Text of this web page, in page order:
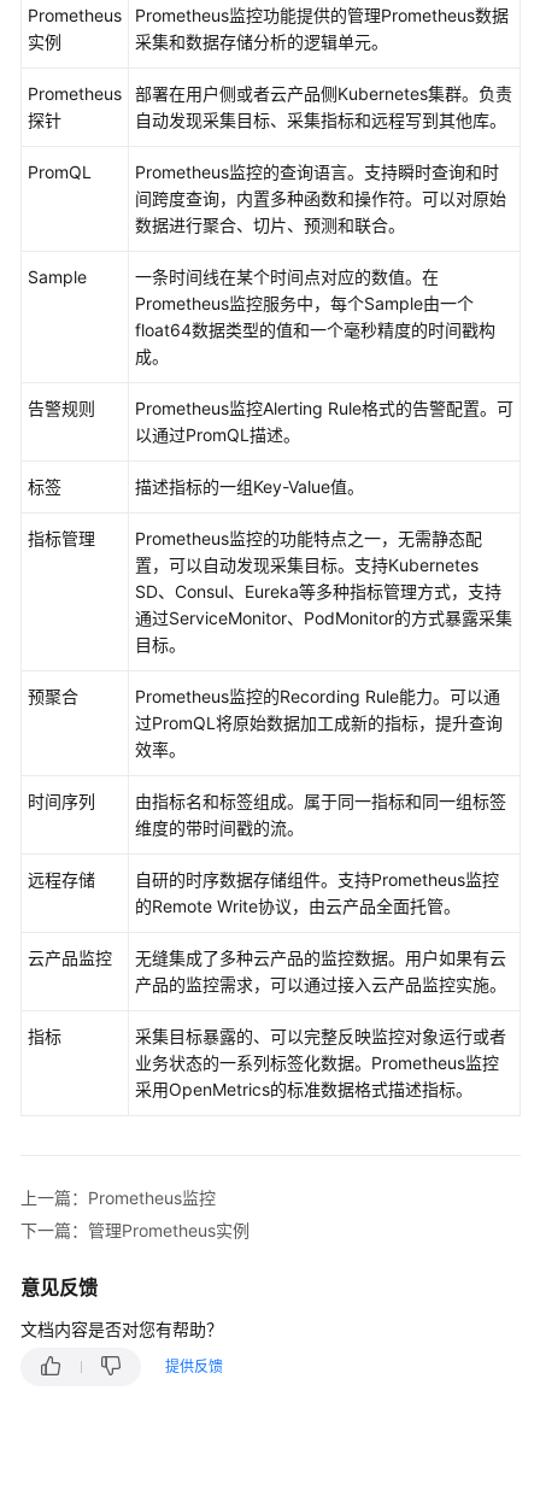
检
局
审
迁
据
佳
考
参
常
频
帮
1.0
文
Prometheus
实例
Prometheus监控功能提供的管理Prometheus数据
采集和数据存储分析的逻辑单元。
Prometheus
探针
部署在用户侧或者云产品侧Kubernetes集群。负责
自动发现采集目标、采集指标和远程写到其他库。
PromQL
Prometheus监控的查询语言。支持瞬时查询和时
间跨度查询，内置多种函数和操作符。可以对原始
数据进行聚合、切片、预测和联合。
Sample
一条时间线在某个时间点对应的数值。在
Prometheus监控服务中，每个Sample由一个
float64数据类型的值和一个毫秒精度的时间戳构
成。
告警规则
Prometheus监控Alerting Rule格式的告警配置。可
以通过PromQL描述。
标签 描述指标的一组Key-Value值。
指标管理
Prometheus监控的功能特点之一，无需静态配
置，可以自动发现采集目标。支持Kubernetes
SD、Consul、Eureka等多种指标管理方式，支持
通过ServiceMonitor、PodMonitor的方式暴露采集
目标。
预聚合
Prometheus监控的Recording Rule能力。可以通
过PromQL将原始数据加工成新的指标，提升查询
效率。
时间序列
由指标名和标签组成。属于同一指标和同一组标签
维度的带时间戳的流。
远程存储
自研的时序数据存储组件。支持Prometheus监控
的Remote Write协议，由云产品全面托管。
云产品监控
无缝集成了多种云产品的监控数据。用户如果有云
产品的监控需求，可以通过接入云产品监控实施。
指标
采集目标暴露的、可以完整反映监控对象运行或者
业务状态的一系列标签化数据。Prometheus监控
采用OpenMetrics的标准数据格式描述指标。
上一篇：Prometheus监控
下一篇：管理Prometheus实例
意见反馈
文档内容是否对您有帮助？
提供反馈